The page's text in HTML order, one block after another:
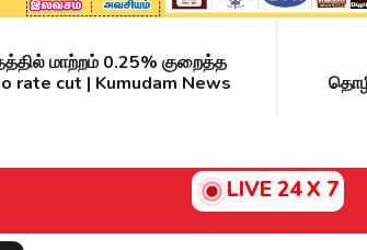
மாற்றம் 0.25% குறைத்த
rate cut | Kumudam News
LIVE 24 X 7